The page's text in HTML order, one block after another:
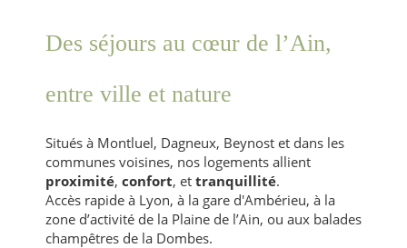
Des séjours au cœur de l’Ain,
entre ville et nature
Situés à Montluel, Dagneux, Beynost et dans les
communes voisines, nos logements allient
proximité, confort, et tranquillité.
Accès rapide à Lyon, à la gare d'Ambérieu, à la
zone d’activité de la Plaine de l’Ain, ou aux balades
champêtres de la Dombes.